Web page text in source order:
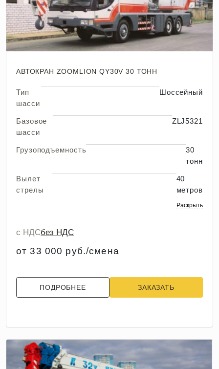
АВТОКРАН ZOOMLION QY30V 30 ТОНН
Тип
шасси
Шоссейный
Базовое
шасси
ZLJ5321
Грузоподъемность
30
тонн
Вылет
стрелы
40
метров
Раскрыть
с НДСбез НДС
от 33 000 руб./смена
ПОДРОБНЕЕ ЗАКАЗАТЬ